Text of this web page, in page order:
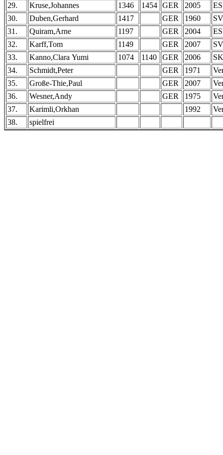
29.
Kruse,Johannes 1346 1454 GER 2005
30.
Duben,Gerhard 1417 GER 1960
31.
Quiram,Arne 1197 GER 2004
32.
Karff,Tom 1149 GER 2007
33.
Kanno,Clara Yumi 1074 1140 GER 2006
34.
Schmidt,Peter GER 1971
35.
Große-Thie,Paul GER 2007
36.
Wesner,Andy GER 1975
37.
Karimli,Orkhan 1992
38.
spielfrei